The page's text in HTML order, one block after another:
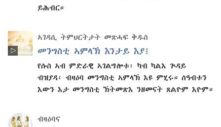
ይሕብር።
ኣገዳሲ ትምህርትታት መጽሓፍ ቅዱስ
መንግስቲ ኣምላኽ እንታይ እያ፧
የሱስ ኣብ ምድራዊ ኣገልግሎቱ፡ ካብ ካልእ ጕዳይ
ብዝያዳ፡ ብዛዕባ መንግስቲ ኣምላኽ እዩ ምሂሩ። ሰዓብቱን
እውን እታ መንግስቲ ኽትመጽእ ንዘመናት ጸልዮም እዮም።
ብዛዕባና